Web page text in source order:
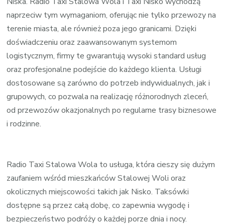
Doskonałe
Rozwiązanie
dla
Rodzin
naprzeciw tym wymaganiom, oferując nie tylko przewozy na
terenie miasta, ale również poza jego granicami. Dzięki
doświadczeniu oraz zaawansowanym systemom
logistycznym, firmy te gwarantują wysoki standard usług
oraz profesjonalne podejście do każdego klienta. Usługi
dostosowane są zarówno do potrzeb indywidualnych, jak i
grupowych, co pozwala na realizację różnorodnych zleceń,
od przewozów okazjonalnych po regularne trasy biznesowe
i rodzinne.
Radio Taxi Stalowa Wola to usługa, która cieszy się dużym
zaufaniem wśród mieszkańców Stalowej Woli oraz
okolicznych miejscowości takich jak Nisko. Taksówki
dostępne są przez całą dobę, co zapewnia wygodę i
bezpieczeństwo podróży o każdej porze dnia i nocy.